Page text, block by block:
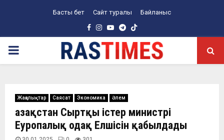
Басты бет Сайт туралы Байланыс
Facebook
Instagram
YoutubeTelegram
PRIMARY
Жаңалықтар Саясат Экономика Әлем
Қазақстан Сыртқы істер министрі
Еуропалық одақ Елшісін қабылдады